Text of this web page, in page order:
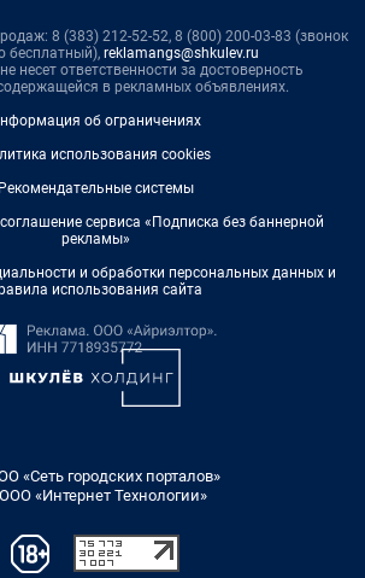
8 (383) 212-52-52, 8 (800) 200-03-83 (звонок
бесплатный), reklamangs@shkulev.ru
несет ответственности за достоверность
в рекламных объявлениях.
об ограничениях
использования cookies
Рекомендательные системы
сервиса «Подписка без баннерной
рекламы»
и обработки персональных данных и
использования сайта
«Сеть городских порталов»
«Интернет Технологии»